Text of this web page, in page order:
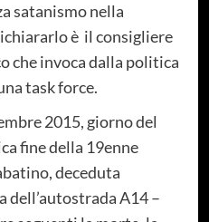
satanismo nella
è il consigliere
che invoca dalla politica
task force.
2015, giorno del
fine della 19enne
deceduta
dell’autostrada A14 –